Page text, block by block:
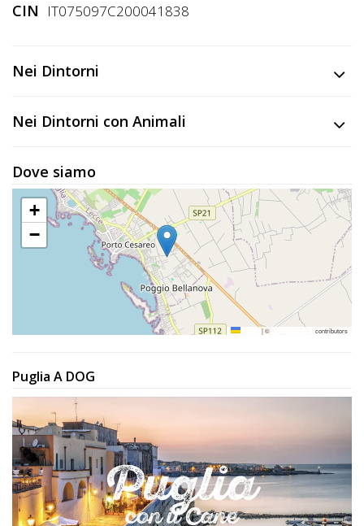
Lavora
Noi
Inserisci
Attività
Accedi
Registrati
CIN IT075097C200041838
Nei Dintorni
Nei Dintorni con Animali
Dove siamo
+
−
|© contributors
Puglia A DOG